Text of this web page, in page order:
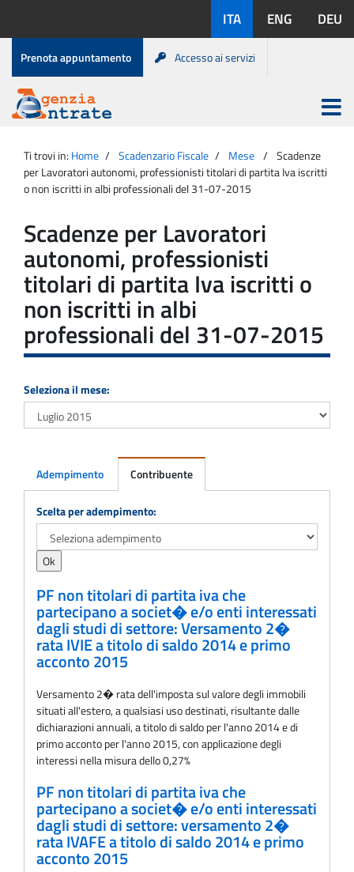
contenuto
disponibili:
ITA ENG DEU
Menu
di
servizio
Prenota appuntamento Accesso ai servizi
Agenzia
Entrate
Apri
menu
principale
Ti trovi in: Home Scadenzario Fiscale Mese
Scadenze
per Lavoratori autonomi, professionisti titolari di partita Iva iscritti
o non iscritti in albi professionali del 31-07-2015
Scadenze per Lavoratori
autonomi, professionisti
titolari di partita Iva iscritti o
non iscritti in albi
professionali del 31-07-2015
Seleziona il mese:
Adempimento Contribuente
Adempimento
Scelta per adempimento:
PF non titolari di partita iva che
partecipano a societ� e/o enti interessati
dagli studi di settore: Versamento 2�
rata IVIE a titolo di saldo 2014 e primo
acconto 2015
Versamento 2� rata dell'imposta sul valore degli immobili
situati all'estero, a qualsiasi uso destinati, risultante dalle
dichiarazioni annuali, a titolo di saldo per l'anno 2014 e di
primo acconto per l'anno 2015, con applicazione degli
interessi nella misura dello 0,27%
PF non titolari di partita iva che
partecipano a societ� e/o enti interessati
dagli studi di settore: versamento 2�
rata IVAFE a titolo di saldo 2014 e primo
acconto 2015